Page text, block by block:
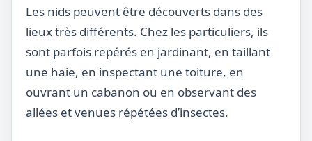
Les nids peuvent être découverts dans des
lieux très différents. Chez les particuliers, ils
sont parfois repérés en jardinant, en taillant
une haie, en inspectant une toiture, en
ouvrant un cabanon ou en observant des
allées et venues répétées d’insectes.